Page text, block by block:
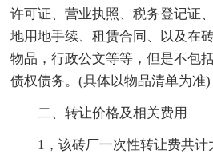
许可证、营业执照、税务登记证
地用地手续、租赁合同、以及在
物品，行政公文等等，但是不包
债权债务。(具体以物品清单为准)
二、转让价格及相关费用
1，该砖厂一次性转让费共